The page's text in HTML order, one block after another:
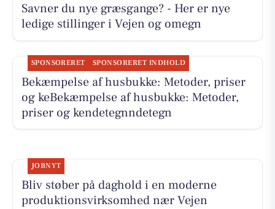
Savner du nye græsgange? - Her er nye
ledige stillinger i Vejen og omegn
SPONSORERET SPONSORERET INDHOLD
Bekæmpelse af husbukke: Metoder, priser
og keBekæmpelse af husbukke: Metoder,
priser og kendetegnndetegn
JOBNYT
Bliv støber på daghold i en moderne
produktionsvirksomhed nær Vejen